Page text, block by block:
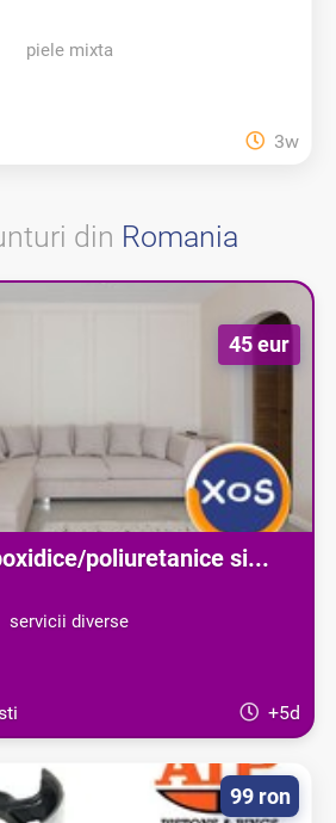
piele mixta
3w
din Romania
poliuretanice si...
servicii diverse
45 eur
+5d
99 ron